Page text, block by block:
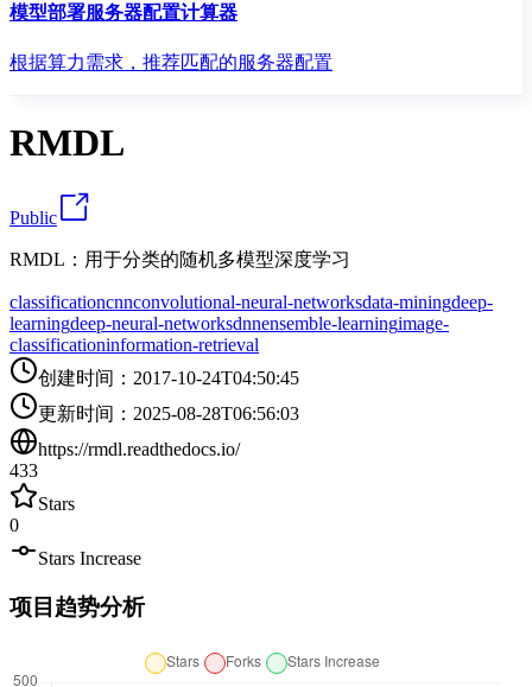
模型部署服务器配置计算器
根据算力需求，推荐匹配的服务器配置
RMDL
Public
RMDL：用于分类的随机多模型深度学习
classificationcnnconvolutional-neural-networksdata-miningdeep-
learningdeep-neural-networksdnnensemble-learningimage-
classificationinformation-retrieval
创建时间 ： 2017-10-24T04:50:45
更新时间 ： 2025-08-28T06:56:03
https://rmdl.readthedocs.io/
433
Stars
0
Stars Increase
项目趋势分析